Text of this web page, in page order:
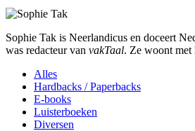
Sophie Tak is Neerlandicus en doceert
was redacteur van vakTaal. Ze woont met
Alles
Hardbacks / Paperbacks
E-books
Luisterboeken
Diversen